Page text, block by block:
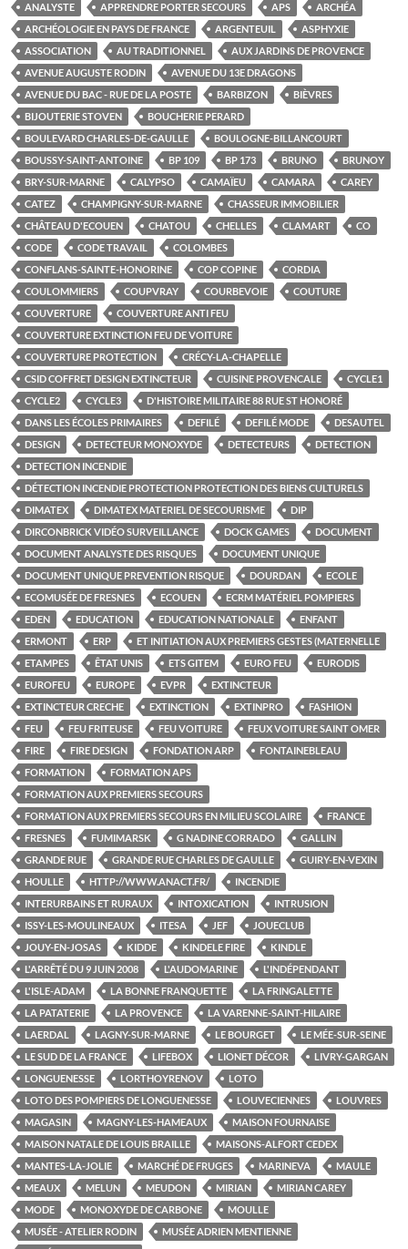
ANALYSTE
APPRENDRE PORTER SECOURS APS
ARCHÉA
ARCHÉOLOGIE EN PAYS DE FRANCE
ARGENTEUIL
ASPHYXIE
ASSOCIATION
AU TRADITIONNEL
AUX JARDINS DE PROVENCE
AVENUE AUGUSTE RODIN
AVENUE DU 13E DRAGONS
AVENUE DU BAC - RUE DE LA POSTE
BARBIZON
BIÈVRES
BIJOUTERIE STOVEN
BOUCHERIE PERARD
BOULEVARD CHARLES-DE-GAULLE
BOULOGNE-BILLANCOURT
BOUSSY-SAINT-ANTOINE
BP 109 BP 173 BRUNO
BRUNOY
BRY-SUR-MARNE
CALYPSO CAMAÏEU CAMARA
CAREY
CATEZ
CHAMPIGNY-SUR-MARNE
CHASSEUR IMMOBILIER
CHÂTEAU D'ECOUEN
CHATOU CHELLES CLAMART
CO
CODE
CODE TRAVAIL
COLOMBES
CONFLANS-SAINTE-HONORINE
COP COPINE
CORDIA
COULOMMIERS
COUPVRAY COURBEVOIE
COUTURE
COUVERTURE
COUVERTURE ANTI FEU
COUVERTURE EXTINCTION FEU DE VOITURE
COUVERTURE PROTECTION
CRÉCY-LA-CHAPELLE
CSID COFFRET DESIGN EXTINCTEUR
CUISINE PROVENCALE
CYCLE1
CYCLE2
CYCLE3
D'HISTOIRE MILITAIRE 88 RUE ST HONORÉ
DANS LES ÉCOLES PRIMAIRES
DEFILÉ DEFILÉ MODE
DESAUTEL
DESIGN
DETECTEUR MONOXYDE DETECTEURS
DETECTION
DETECTION INCENDIE
DÉTECTION INCENDIE PROTECTION PROTECTION DES BIENS CULTURELS
DIMATEX
DIMATEX MATERIEL DE SECOURISME
DIP
DIRCONBRICK VIDÉO SURVEILLANCE
DOCK GAMES
DOCUMENT
DOCUMENT ANALYSTE DES RISQUES
DOCUMENT UNIQUE
DOCUMENT UNIQUE PREVENTION RISQUE
DOURDAN
ECOLE
ECOMUSÉE DE FRESNES
ECOUEN
ECRM MATÉRIEL POMPIERS
EDEN
EDUCATION EDUCATION NATIONALE
ENFANT
ERMONT
ERP
ET INITIATION AUX PREMIERS GESTES (MATERNELLE
ETAMPES
ÊTAT UNIS ETS GITEM EURO FEU
EURODIS
EUROFEU
EUROPE EVPR
EXTINCTEUR
EXTINCTEUR CRECHE
EXTINCTION EXTINPRO
FASHION
FEU
FEU FRITEUSE FEU VOITURE
FEUX VOITURE SAINT OMER
FIRE
FIRE DESIGN FONDATION ARP
FONTAINEBLEAU
FORMATION
FORMATION APS
FORMATION AUX PREMIERS SECOURS
FORMATION AUX PREMIERS SECOURS EN MILIEU SCOLAIRE
FRANCE
FRESNES
FUMIMARSK G NADINE CORRADO
GALLIN
GRANDE RUE
GRANDE RUE CHARLES DE GAULLE
GUIRY-EN-VEXIN
HOULLE
HTTP://WWW.ANACT.FR/
INCENDIE
INTERURBAINS ET RURAUX
INTOXICATION
INTRUSION
ISSY-LES-MOULINEAUX
ITESA JEF
JOUECLUB
JOUY-EN-JOSAS
KIDDE KINDELE FIRE
KINDLE
L'ARRÊTÉ DU 9 JUIN 2008
L'AUDOMARINE
L'INDÉPENDANT
L'ISLE-ADAM
LA BONNE FRANQUETTE
LA FRINGALETTE
LA PATATERIE
LA PROVENCE
LA VARENNE-SAINT-HILAIRE
LAERDAL
LAGNY-SUR-MARNE LE BOURGET
LE MÉE-SUR-SEINE
LE SUD DE LA FRANCE
LIFEBOX LIONET DÉCOR
LIVRY-GARGAN
LONGUENESSE
LORTHOYRENOV
LOTO
LOTO DES POMPIERS DE LONGUENESSE
LOUVECIENNES
LOUVRES
MAGASIN
MAGNY-LES-HAMEAUX
MAISON FOURNAISE
MAISON NATALE DE LOUIS BRAILLE
MAISONS-ALFORT CEDEX
MANTES-LA-JOLIE
MARCHÉ DE FRUGES MARINEVA
MAULE
MEAUX
MELUN MEUDON MIRIAN
MIRIAN CAREY
MODE
MONOXYDE DE CARBONE
MOULLE
MUSÉE - ATELIER RODIN
MUSÉE ADRIEN MENTIENNE